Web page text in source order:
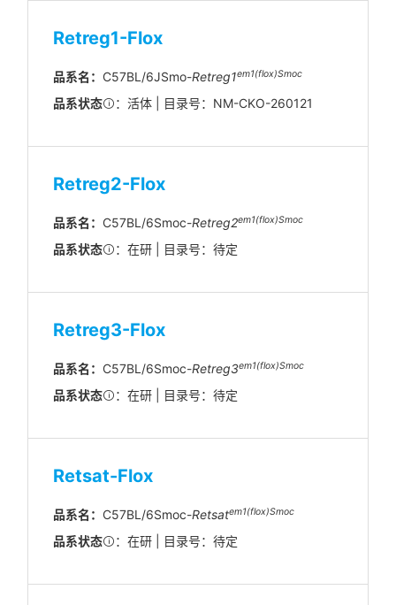
Retreg1-Flox
品系名： C57BL/6JSmo-Retreg1em1(flox)Smoc
品系状态 ：活体 | 目录号：NM-CKO-260121
Retreg2-Flox
品系名： C57BL/6Smoc-Retreg2em1(flox)Smoc
品系状态 ：在研 | 目录号：待定
Retreg3-Flox
品系名： C57BL/6Smoc-Retreg3em1(flox)Smoc
品系状态 ：在研 | 目录号：待定
Retsat-Flox
品系名： C57BL/6Smoc-Retsatem1(flox)Smoc
品系状态 ：在研 | 目录号：待定